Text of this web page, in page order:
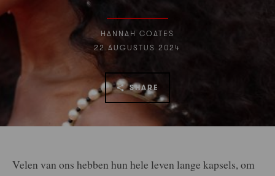
HANNAH COATES
22 AUGUSTUS 2024
SHARE
Velen van ons hebben hun hele leven lange kapsels, om